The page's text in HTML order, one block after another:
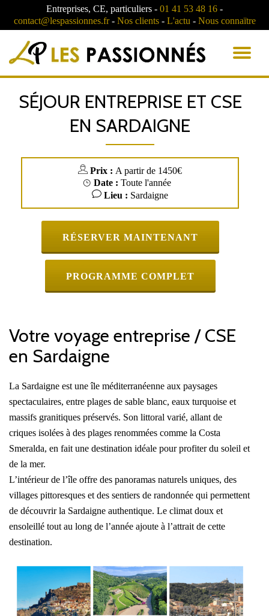
Entreprises, CE, particuliers - 01 41 53 48 16 -
contact@lespassionnes.fr- Nos clients- L'actu - Nous connaïtre
SÉJOUR ENTREPRISE ET CSE
EN SARDAIGNE
Prix : A partir de 1450€
Date : Toute l'année
Lieu : Sardaigne
RÉSERVER MAINTENANT
PROGRAMME COMPLET
Votre voyage entreprise / CSE
en Sardaigne
La Sardaigne est une île méditerranéenne aux paysages
spectaculaires, entre plages de sable blanc, eaux turquoise et
massifs granitiques préservés. Son littoral varié, allant de
criques isolées à des plages renommées comme la Costa
Smeralda, en fait une destination idéale pour profiter du soleil et
de la mer.
L’intérieur de l’île offre des panoramas naturels uniques, des
villages pittoresques et des sentiers de randonnée qui permettent
de découvrir la Sardaigne authentique. Le climat doux et
ensoleillé tout au long de l’année ajoute à l’attrait de cette
destination.